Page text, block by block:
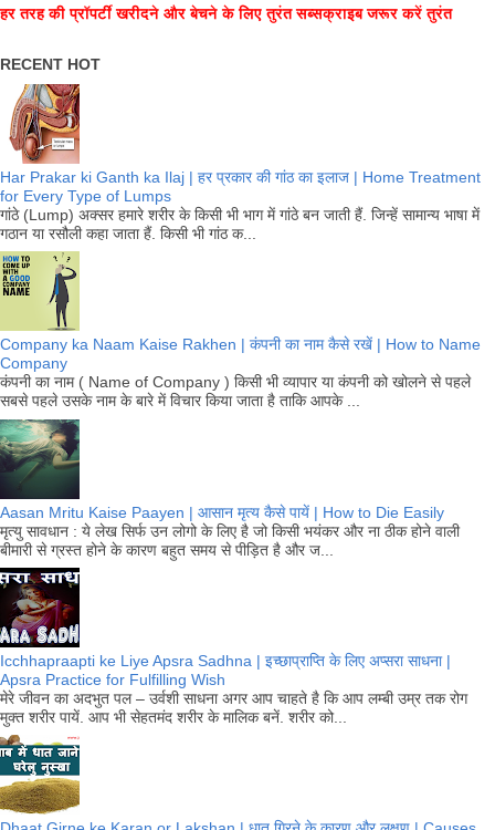
हर तरह की प्रॉपर्टी खरीदने और बेचने के लिए तुरंत सब्सक्राइब जरूर करें तुरंत
RECENT HOT
Har Prakar ki Ganth ka Ilaj | हर प्रकार की गांठ का इलाज | Home Treatment
for Every Type of Lumps
गांठे (Lump) अक्सर हमारे शरीर के किसी भी भाग में गांठे बन जाती हैं. जिन्हें सामान्य भाषा में
गठान या रसौली कहा जाता हैं. किसी भी गांठ क...
Company ka Naam Kaise Rakhen | कंपनी का नाम कैसे रखें | How to Name
Company
कंपनी का नाम ( Name of Company ) किसी भी व्यापार या कंपनी को खोलने से पहले
सबसे पहले उसके नाम के बारे में विचार किया जाता है ताकि आपके ...
Aasan Mritu Kaise Paayen | आसान मृत्य कैसे पायें | How to Die Easily
मृत्यु सावधान : ये लेख सिर्फ उन लोगो के लिए है जो किसी भयंकर और ना ठीक होने वाली
बीमारी से ग्रस्त होने के कारण बहुत समय से पीड़ित है और ज...
Icchhapraapti ke Liye Apsra Sadhna | इच्छाप्राप्ति के लिए अप्सरा साधना |
Apsra Practice for Fulfilling Wish
मेरे जीवन का अदभुत पल – उर्वशी साधना अगर आप चाहते है कि आप लम्बी उम्र तक रोग
मुक्त शरीर पायें. आप भी सेहतमंद शरीर के मालिक बनें. शरीर को...